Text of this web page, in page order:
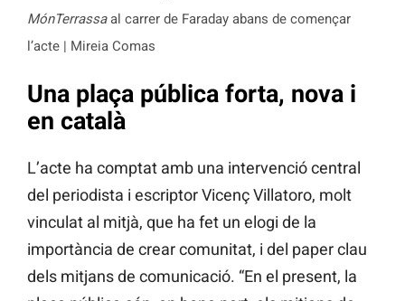
MónTerrassaal carrer de Faraday abans de començar
l’acte | Mireia Comas
Una plaça pública forta, nova i
en català
L’acte ha comptat amb una intervenció central
del periodista i escriptor Vicenç Villatoro, molt
vinculat al mitjà, que ha fet un elogi de la
importància de crear comunitat, i del paper clau
dels mitjans de comunicació. “En el present, la